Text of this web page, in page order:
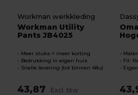
Workman werkkleding
Workman Utility
Pants JB4025
Meer stuks = meer korting
Bedrukking in eigen huis
Snelle levering (tot binnen 48u)
43,87 Excl. btw
Fit: